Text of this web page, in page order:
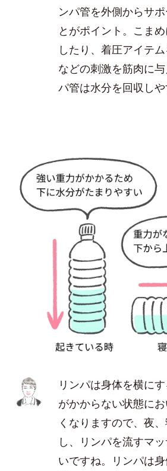
ンパ管を外側からサ
とがポイント。こま
したり、着圧アイテ
などの刺激を筋肉に
パ管は水分を回収しや
リンパは身体を横に
がかからない状態に
くなりますので、夜
し、リンパを流すマ
いですね。リンパは